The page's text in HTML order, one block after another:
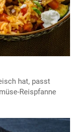
hat, passt
Reispfanne